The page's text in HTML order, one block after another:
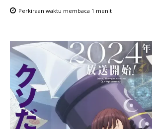
Perkiraan waktu membaca 1 menit